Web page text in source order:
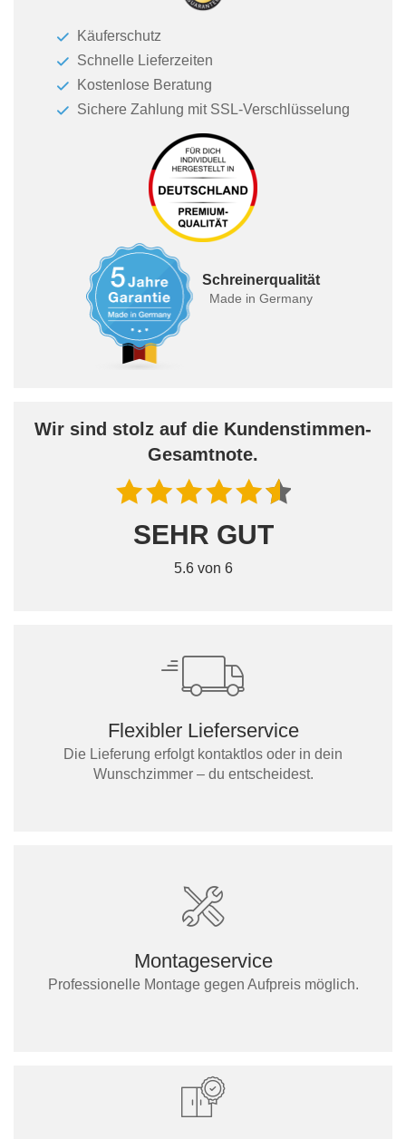
Käuferschutz
Schnelle Lieferzeiten
Kostenlose Beratung
Sichere Zahlung mit SSL-Verschlüsselung
Schreinerqualität
Made in Germany
Wir sind stolz auf die Kundenstimmen-
Gesamtnote.
SEHR GUT
5.6 von 6
Flexibler Lieferservice
Die Lieferung erfolgt kontaktlos oder in dein
Wunschzimmer – du entscheidest.
Montageservice
Professionelle Montage gegen Aufpreis möglich.